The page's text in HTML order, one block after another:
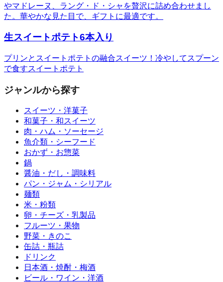
やマドレーヌ、ラング・ド・シャを贅沢に詰め合わせまし
た。華やかな見た目で、ギフトに最適です。
生スイートポテト6本入り
プリンとスイートポテトの融合スイーツ！冷やしてスプーン
で食すスイートポテト
ジャンルから探す
スイーツ・洋菓子
和菓子・和スイーツ
肉・ハム・ソーセージ
魚介類・シーフード
おかず・お惣菜
鍋
醤油・だし・調味料
パン・ジャム・シリアル
麺類
米・粉類
卵・チーズ・乳製品
フルーツ・果物
野菜・きのこ
缶詰・瓶詰
ドリンク
日本酒・焼酎・梅酒
ビール・ワイン・洋酒